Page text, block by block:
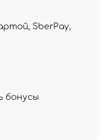
SberPay,
бонусы